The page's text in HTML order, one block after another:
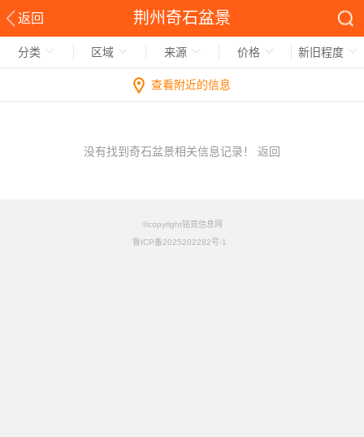
返回 荆州奇石盆景
分类 区域 来源 价格 新旧程度
查看附近的信息
没有找到奇石盆景相关信息记录！ 返回
©copyright铭竟信息网
鲁ICP备2025202282号-1